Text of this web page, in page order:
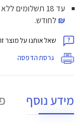
עד 18 תשלומים ללא ריבית.
₪לחודש.
שאל אותנו על מוצר
גרסת הדפסה
מידע נוסף